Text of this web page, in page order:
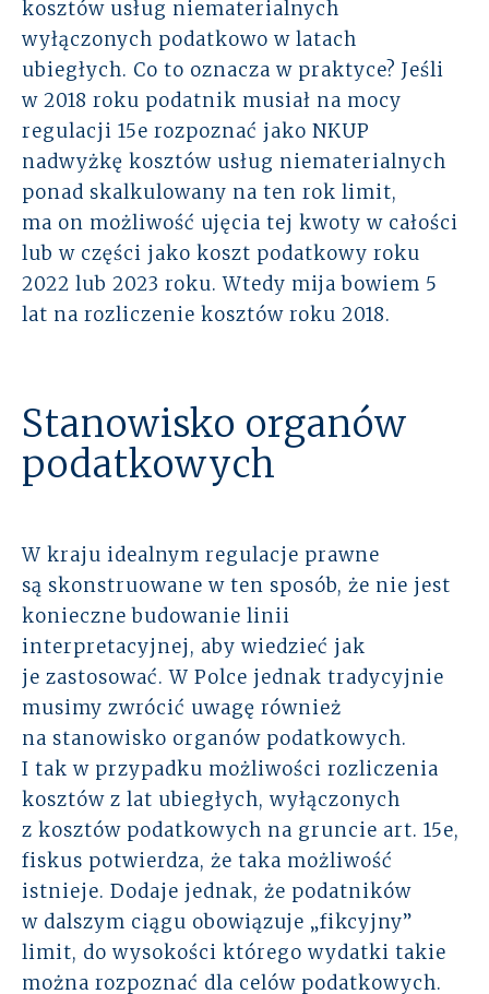
kosztów usług niematerialnych
wyłączonych podatkowo w latach
ubiegłych. Co to oznacza w praktyce? Jeśli
w 2018 roku podatnik musiał na mocy
regulacji 15e rozpoznać jako NKUP
nadwyżkę kosztów usług niematerialnych
ponad skalkulowany na ten rok limit,
ma on możliwość ujęcia tej kwoty w całości
lub w części jako koszt podatkowy roku
2022 lub 2023 roku. Wtedy mija bowiem 5
lat na rozliczenie kosztów roku 2018.
Stanowisko organów
podatkowych
W kraju idealnym regulacje prawne
są skonstruowane w ten sposób, że nie jest
konieczne budowanie linii
interpretacyjnej, aby wiedzieć jak
je zastosować. W Polce jednak tradycyjnie
musimy zwrócić uwagę również
na stanowisko organów podatkowych.
I tak w przypadku możliwości rozliczenia
kosztów z lat ubiegłych, wyłączonych
z kosztów podatkowych na gruncie art. 15e,
fiskus potwierdza, że taka możliwość
istnieje. Dodaje jednak, że podatników
w dalszym ciągu obowiązuje „fikcyjny”
limit, do wysokości którego wydatki takie
można rozpoznać dla celów podatkowych.